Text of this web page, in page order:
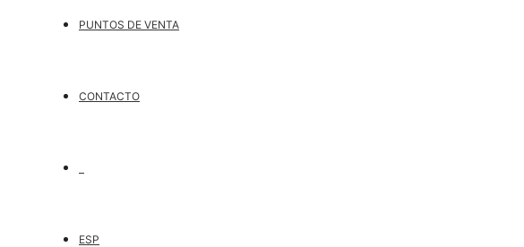
PUNTOS DE VENTA
CONTACTO
ESP